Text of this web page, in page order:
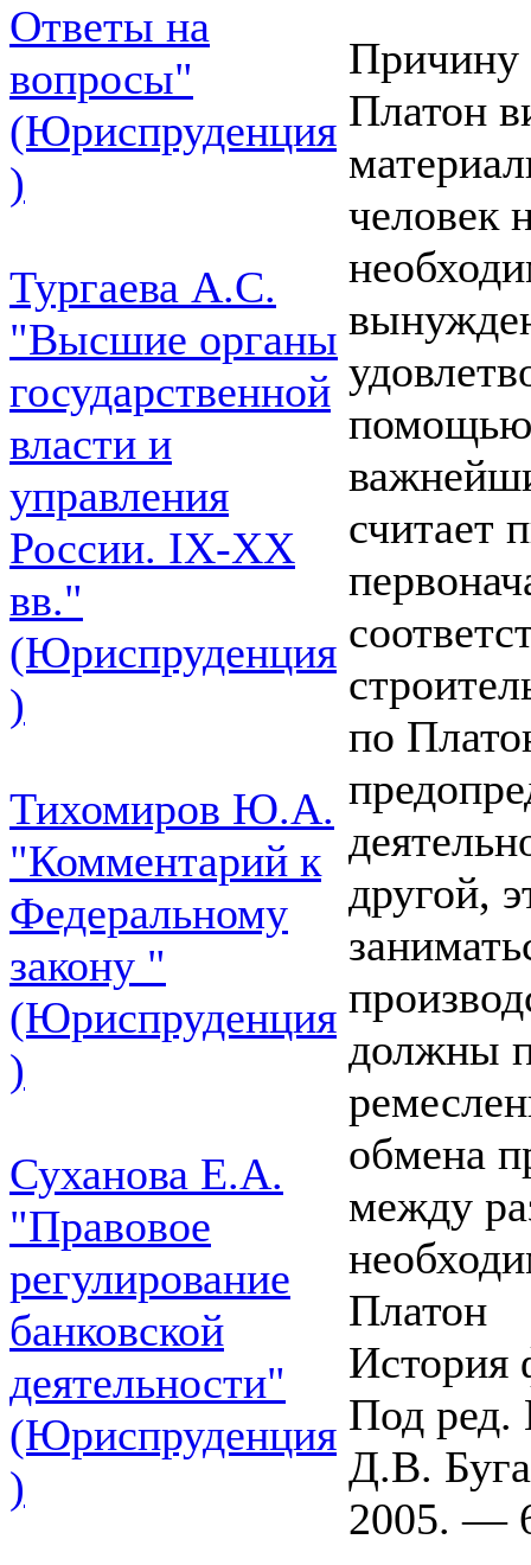
Ответы на
вопросы"
(Юриспруденция
)
Тургаева А.С.
"Высшие органы
государственной
власти и
управления
России. IХ-ХХ
вв."
(Юриспруденция
)
Тихомиров Ю.А.
"Комментарий к
Федеральному
закону "
(Юриспруденция
)
Суханова Е.А.
"Правовое
регулирование
банковской
деятельности"
(Юриспруденция
)
Причину
Платон
человек
помощью
считает
по
другой,
должны
обмена
между
Платон
История
Под ред.
Д.В.
2005. —